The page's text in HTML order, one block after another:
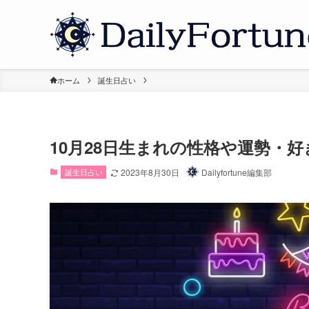
ホーム 誕生日占い
10月28日生まれの性格や運勢・
誕生日占い 2023年8月30日 Dailyfortune編集部